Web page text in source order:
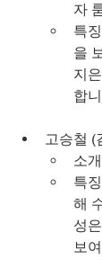
자
특
을
지
합
고승철 (
소
특
해
성
보